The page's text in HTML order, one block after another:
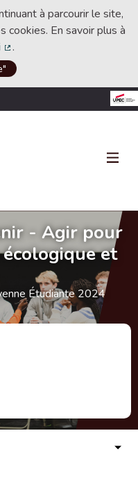
à parcourir le site,
cookies. En savoir plus à
(Lien externe)
.
- Agir pour
et
Étudiante 2024